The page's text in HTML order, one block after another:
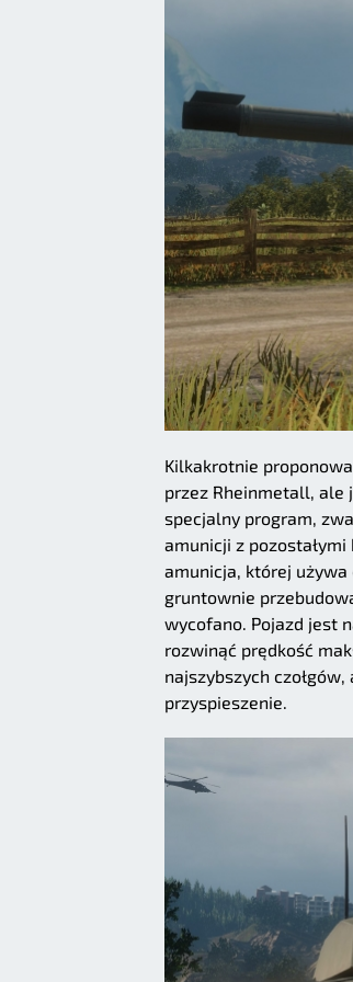
Kilkakrotnie
przez Rheinmetall, ale
specjalny program,
amunicji z
amunicja, której używa
gruntownie
wycofano. Pojazd jest
rozwinąć prędkość
najszybszych
przyspieszenie.